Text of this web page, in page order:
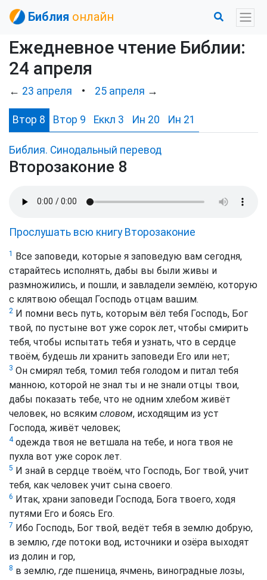
Библия онлайн
Ежедневное чтение Библии:
24 апреля
← 23 апреля • 25 апреля →
Втор 8 Втор 9 Еккл 3 Ин 20 Ин 21
Библия. Синодальный перевод
Второзаконие 8
Прослушать всю книгу Второзаконие
1 Все заповеди, которые я заповедую вам сегодня,
старайтесь исполнять, дабы вы были живы и
размножились, и пошли, и завладели землёю, которую
с клятвою обещал Господь отцам вашим.
2 И помни весь путь, которым вёл тебя Господь, Бог
твой, по пустыне вот уже сорок лет, чтобы смирить
тебя, чтобы испытать тебя и узнать, что в сердце
твоём, будешь ли хранить заповеди Его или нет;
3 Он смирял тебя, томил тебя голодом и питал тебя
манною, которой не знал ты и не знали отцы твои,
дабы показать тебе, что не одним хлебом живёт
человек, но всяким словом, исходящим из уст
Господа, живёт человек;
4одежда твоя не ветшала на тебе, и нога твоя не
пухла вот уже сорок лет.
5 И знай в сердце твоём, что Господь, Бог твой, учит
тебя, как человек учит сына своего.
6 Итак, храни заповеди Господа, Бога твоего, ходя
путями Его и боясь Его.
7 Ибо Господь, Бог твой, ведёт тебя в землю добрую,
в землю, где потоки вод, источники и озёра выходят
из долин и гор,
8 в землю, где пшеница, ячмень, виноградные лозы,